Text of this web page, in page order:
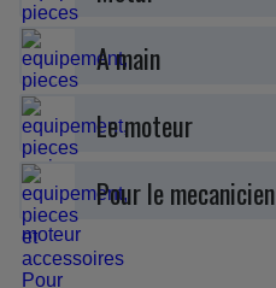
A main
Le moteur
Pour le mecanicien